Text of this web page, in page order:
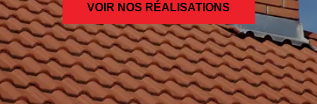
VOIR NOS RÉALISATIONS